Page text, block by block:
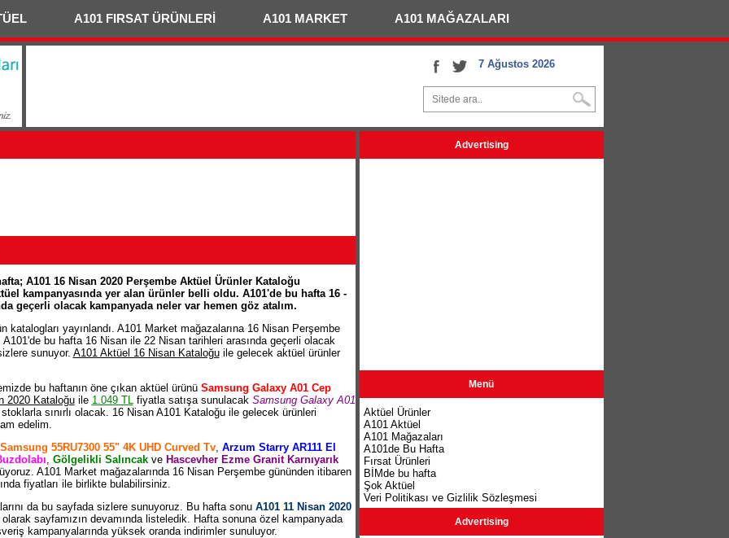
A101 FIRSAT ÜRÜNLERİ A101 MARKET A101 MAĞAZALARI
7 Ağustos 2026
A101 16 Nisan 2020 Perşembe Aktüel Ürünler Kataloğu
kampanyasında yer alan ürünler belli oldu. A101'de bu hafta 16 -
geçerli olacak kampanyada neler var hemen göz atalım.
katalogları yayınlandı. A101 Market mağazalarına 16 Nisan Perşembe
bu hafta 16 Nisan ile 22 Nisan tarihleri arasında geçerli olacak
sunuyor. A101 Aktüel 16 Nisan Kataloğuile gelecek aktüel ürünler
bu haftanın öne çıkan aktüel ürünü Samsung Galaxy A01 Cep
2020 Kataloğuile 1.049 TLfiyatla satışa sunulacak Samsung Galaxy A01
sınırlı olacak. 16 Nisan A101 Kataloğu ile gelecek ürünleri
edelim.
Samsung 55RU7300 55" 4K UHD Curved Tv, Arzum Starry AR111 El
, Gölgelikli Salıncakve Hascevher Ezme Granit Karnıyarık
A101 Market mağazalarında 16 Nisan Perşembe gününden itibaren
fiyatları ile birlikte bulabilirsiniz.
da bu sayfada sizlere sunuyoruz. Bu hafta sonu A101 11 Nisan 2020
sayfamızın devamında listeledik. Hafta sonuna özel kampanyada
kampanyalarında yüksek oranda indirimler sunuluyor.
Advertising
Menü
Aktüel Ürünler
A101 Aktüel
A101 Mağazaları
A101de Bu Hafta
Fırsat Ürünleri
BİMde bu hafta
Şok Aktüel
Veri Politikası ve Gizlilik Sözleşmesi
Advertising